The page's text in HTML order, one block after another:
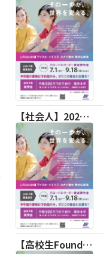
【社会人】2026年度 しのはら財団 アメリカ・イギリス・カナダ英語留学奨学金
【高校生Foundation Course 】2026年度 しのはら財団 アメリカ・イギリス・カナダ英語留学奨学金